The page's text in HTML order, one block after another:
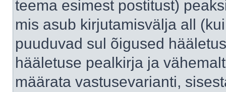
teema esimest postitust)
mis asub kirjutamisvälja all
puuduvad sul õigused
hääletuse pealkirja ja
määrata vastusevarianti,